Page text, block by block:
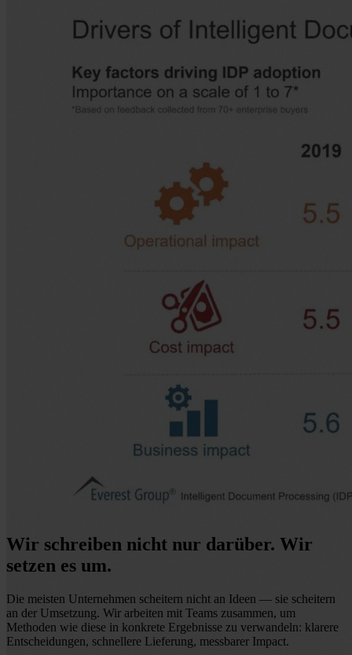
Wir schreiben nicht nur darüber. Wir
setzen es um.
Die meisten Unternehmen scheitern nicht an Ideen — sie scheitern
an der Umsetzung. Wir arbeiten mit Teams zusammen, um
Methoden wie diese in konkrete Ergebnisse zu verwandeln: klarere
Entscheidungen, schnellere Lieferung, messbarer Impact.